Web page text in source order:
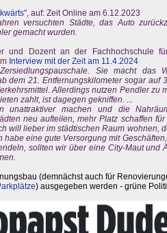
", auf: Zeit Online am 6.12.2023
versuchten Städte, das Auto
gemacht wurden.
und Dozent an der Fachhochschule
Interview mit der Zeit am 11.4.2024
Sie macht das
dem 21. Entfernungskilometer sogar auf
Allerdings nutzen Pendler zu
zahlt, ist dagegen gekniffen. ...
unattraktiver machen und die
neu aufteilen, mehr Platz schaffen
will lieber im städtischen Raum wohnen,
habe eine gute Versorgung mit
sollten wir über eine City-Maut und
(demnächst auch für
) ausgegeben werden - grüne